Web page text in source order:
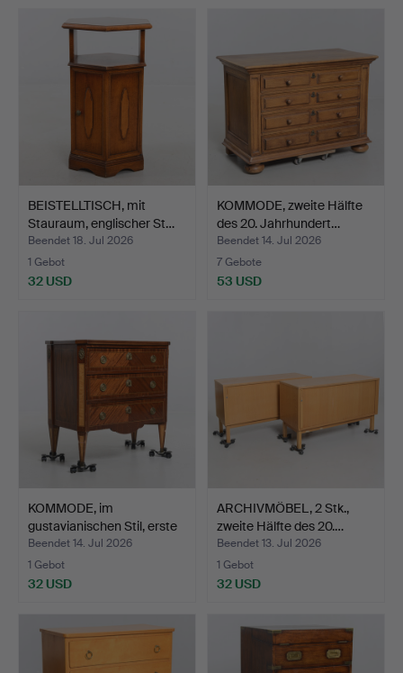
BEISTELLTISCH, mit
Stauraum, englischer St…
Beendet 18. Jul 2026
1 Gebot
32 USD
KOMMODE, zweite Hälfte
des 20. Jahrhundert…
Beendet 14. Jul 2026
7 Gebote
53 USD
KOMMODE, im
gustavianischen Stil, erste
Hä…
Beendet 14. Jul 2026
1 Gebot
32 USD
ARCHIVMÖBEL, 2 Stk.,
zweite Hälfte des 20.…
Beendet 13. Jul 2026
1 Gebot
32 USD